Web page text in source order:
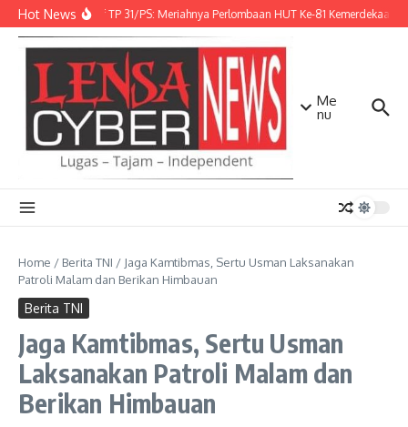
Lewati ke konten
Hot NewsDanbrigif TP 31/PS: Meriahnya Perlombaan HUT Ke-81 Kemerdekaan
Me
nu
Home / Berita TNI / Jaga Kamtibmas, Sertu Usman Laksanakan
Patroli Malam dan Berikan Himbauan
Berita TNI
Jaga Kamtibmas, Sertu Usman
Laksanakan Patroli Malam dan
Berikan Himbauan